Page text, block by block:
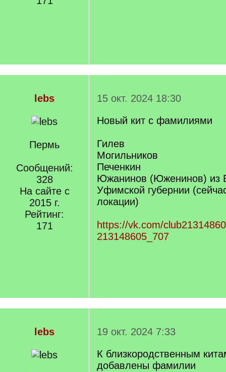
lebs
Пермь
Сообщений:
328
На сайте с
2015 г.
Рейтинг:
171
15 окт. 2024 18:30
Новый кит с фамилиями
Гилев
Могильников
Печенкин
Южанинов (Юженинов) из
Уфимской губернии
локации)
https://vk.com/
213148605_707
lebs
19 окт. 2024 7:33
К близкородственным
добавлены фамилии